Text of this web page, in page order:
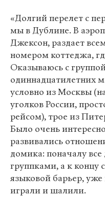
«Долгий перелет с
мы в Дублине. В
Джексон, раздает
номером коттеджа,
Оказываюсь с
одиннадцатилетних
условно из Москвы
уголков России,
рейсом), трое из
Было очень
развивались
домика: поначалу
группками, а к концу
языковой барьер,
играли и шалили.